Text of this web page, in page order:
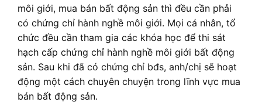
môi giới, mua bán bất động sản thì đều cần phải
có chứng chỉ hành nghề môi giới. Mọi cá nhân, tổ
chức đều cần tham gia các khóa học để thi sát
hạch cấp chứng chỉ hành nghề môi giới bất động
sản. Sau khi đã có chứng chỉ bđs, anh/chị sẽ hoạt
động một cách chuyên chuyện trong lĩnh vực mua
bán bất động sản.